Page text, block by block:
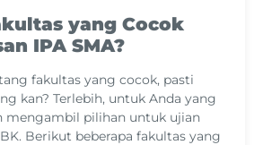
yang Cocok
IPA SMA?
fakultas yang cocok, pasti
kan? Terlebih, untuk Anda yang
mengambil pilihan untuk ujian
Berikut beberapa fakultas yang